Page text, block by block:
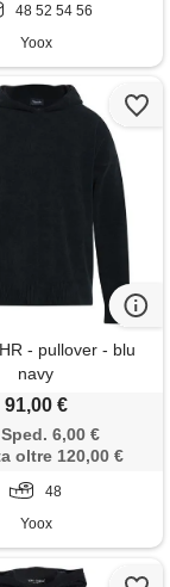
48 52 54 56
Yoox
- pullover - blu
navy
91,00 €
Sped. 6,00 €
oltre 120,00 €
48
Yoox